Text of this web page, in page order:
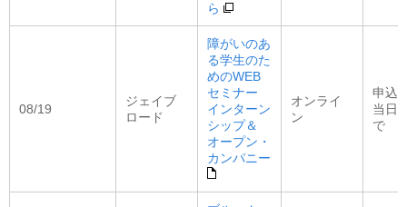
ら
08/19
ジェイブ
ロード
障がいのあ
る学生のた
めのWEB
セミナー
インターン
シップ＆
オープン・
カンパニー
オンライ
ン
申込
当日
で